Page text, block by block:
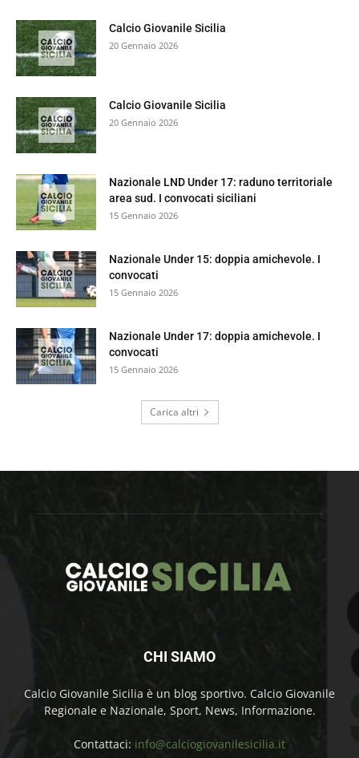
Calcio Giovanile Sicilia
20 Gennaio 2026
Calcio Giovanile Sicilia
20 Gennaio 2026
Nazionale LND Under 17: raduno territoriale
area sud. I convocati siciliani
15 Gennaio 2026
Nazionale Under 15: doppia amichevole. I
convocati
15 Gennaio 2026
Nazionale Under 17: doppia amichevole. I
convocati
15 Gennaio 2026
Carica altri
CHI SIAMO
Calcio Giovanile Sicilia è un blog sportivo. Calcio Giovanile
Regionale e Nazionale, Sport, News, Informazione.
Contattaci: info@calciogiovanilesicilia.it